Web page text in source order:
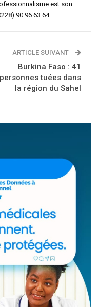
est son
90 96 63 64
ARTICLE SUIVANT
Burkina Faso : 41
personnes tuées dans
la région du Sahel